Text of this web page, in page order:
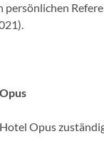
persönlichen
Opus